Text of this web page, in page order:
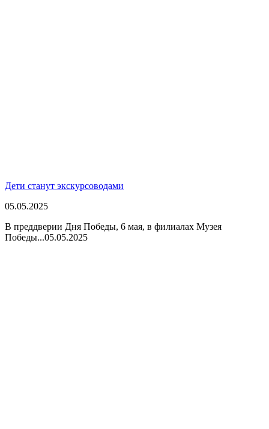
Дети станут экскурсоводами
05.05.2025
В преддверии Дня Победы, 6 мая, в филиалах Музея
Победы...05.05.2025